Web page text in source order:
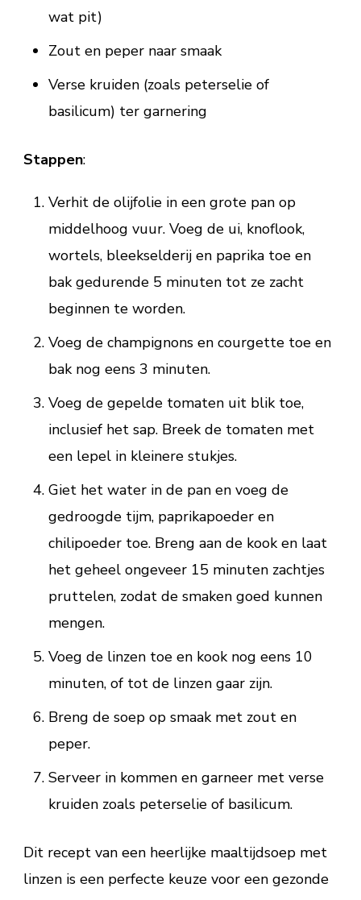
wat pit)
Zout en peper naar smaak
Verse kruiden (zoals peterselie of
basilicum) ter garnering
Stappen:
Verhit de olijfolie in een grote pan op
middelhoog vuur. Voeg de ui, knoflook,
wortels, bleekselderij en paprika toe en
bak gedurende 5 minuten tot ze zacht
beginnen te worden.
Voeg de champignons en courgette toe en
bak nog eens 3 minuten.
Voeg de gepelde tomaten uit blik toe,
inclusief het sap. Breek de tomaten met
een lepel in kleinere stukjes.
Giet het water in de pan en voeg de
gedroogde tijm, paprikapoeder en
chilipoeder toe. Breng aan de kook en laat
het geheel ongeveer 15 minuten zachtjes
pruttelen, zodat de smaken goed kunnen
mengen.
Voeg de linzen toe en kook nog eens 10
minuten, of tot de linzen gaar zijn.
Breng de soep op smaak met zout en
peper.
Serveer in kommen en garneer met verse
kruiden zoals peterselie of basilicum.
Dit recept van een heerlijke maaltijdsoep met
linzen is een perfecte keuze voor een gezonde